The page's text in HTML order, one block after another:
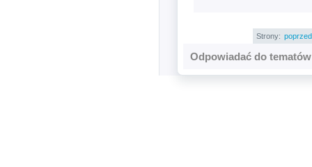
Strony:
Odpowiadać do